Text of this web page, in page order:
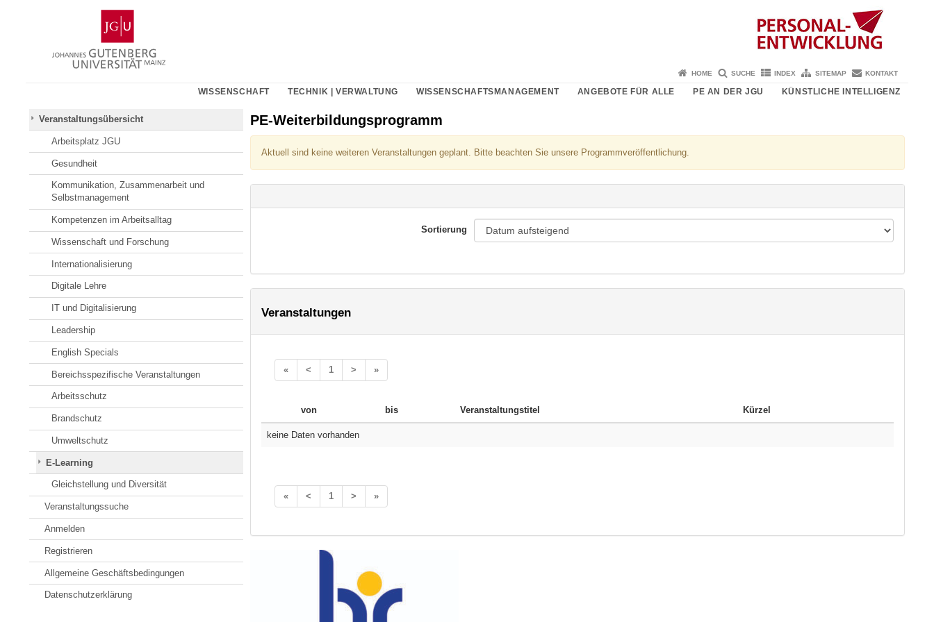
Gutenberg-
Universität
Mainz
HOME SUCHE INDEX SITEMAP KONTAKT
WISSENSCHAFT TECHNIK | VERWALTUNG WISSENSCHAFTSMANAGEMENT ANGEBOTE FÜR ALLE PE AN DER JGU KÜNSTLICHE INTELLIGENZ
Veranstaltungsübersicht
Arbeitsplatz JGU
Gesundheit
Kommunikation, Zusammenarbeit und
Selbstmanagement
Kompetenzen im Arbeitsalltag
Wissenschaft und Forschung
Internationalisierung
Digitale Lehre
IT und Digitalisierung
Leadership
English Specials
Bereichsspezifische Veranstaltungen
Arbeitsschutz
Brandschutz
Umweltschutz
E-Learning
Gleichstellung und Diversität
Veranstaltungssuche
Anmelden
Registrieren
Allgemeine Geschäftsbedingungen
Datenschutzerklärung
PE-Weiterbildungsprogramm
Aktuell sind keine weiteren Veranstaltungen geplant. Bitte beachten Sie unsere Programmveröffentlichung.
Sortierung
Veranstaltungen
« < 1 > »
von bis Veranstaltungstitel Kürzel
keine Daten vorhanden
« < 1 > »